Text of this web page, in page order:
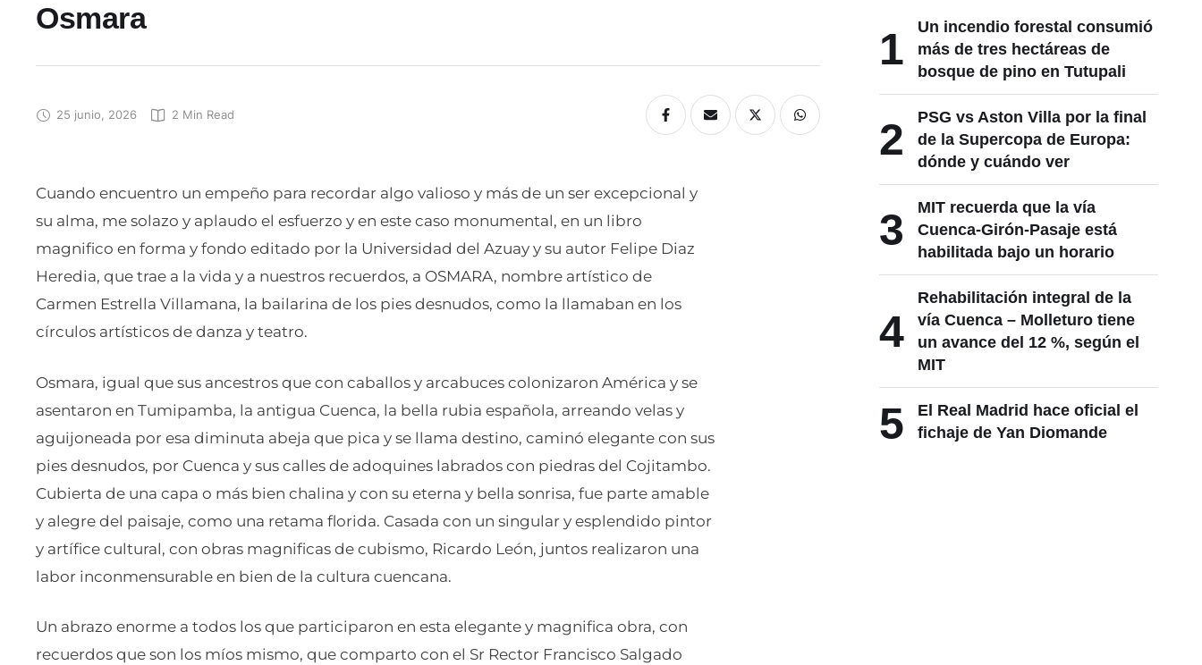
Osmara
25 junio, 2026 2 Min Read
Cuando encuentro un empeño para recordar algo valioso y más de un ser excepcional y
su alma, me solazo y aplaudo el esfuerzo y en este caso monumental, en un libro
magnifico en forma y fondo editado por la Universidad del Azuay y su autor Felipe Diaz
Heredia, que trae a la vida y a nuestros recuerdos, a OSMARA, nombre artístico de
Carmen Estrella Villamana, la bailarina de los pies desnudos, como la llamaban en los
círculos artísticos de danza y teatro.
Osmara, igual que sus ancestros que con caballos y arcabuces colonizaron América y se
asentaron en Tumipamba, la antigua Cuenca, la bella rubia española, arreando velas y
aguijoneada por esa diminuta abeja que pica y se llama destino, caminó elegante con sus
pies desnudos, por Cuenca y sus calles de adoquines labrados con piedras del Cojitambo.
Cubierta de una capa o más bien chalina y con su eterna y bella sonrisa, fue parte amable
y alegre del paisaje, como una retama florida. Casada con un singular y esplendido pintor
y artífice cultural, con obras magnificas de cubismo, Ricardo León, juntos realizaron una
labor inconmensurable en bien de la cultura cuencana.
Un abrazo enorme a todos los que participaron en esta elegante y magnifica obra, con
recuerdos que son los míos mismo, que comparto con el Sr Rector Francisco Salgado
1
Un incendio forestal consumió
más de tres hectáreas de
bosque de pino en Tutupali
2
PSG vs Aston Villa por la final
de la Supercopa de Europa:
dónde y cuándo ver
3
MIT recuerda que la vía
Cuenca-Girón-Pasaje está
habilitada bajo un horario
4
Rehabilitación integral de la
vía Cuenca – Molleturo tiene
un avance del 12 %, según el
MIT
5
El Real Madrid hace oficial el
fichaje de Yan Diomande